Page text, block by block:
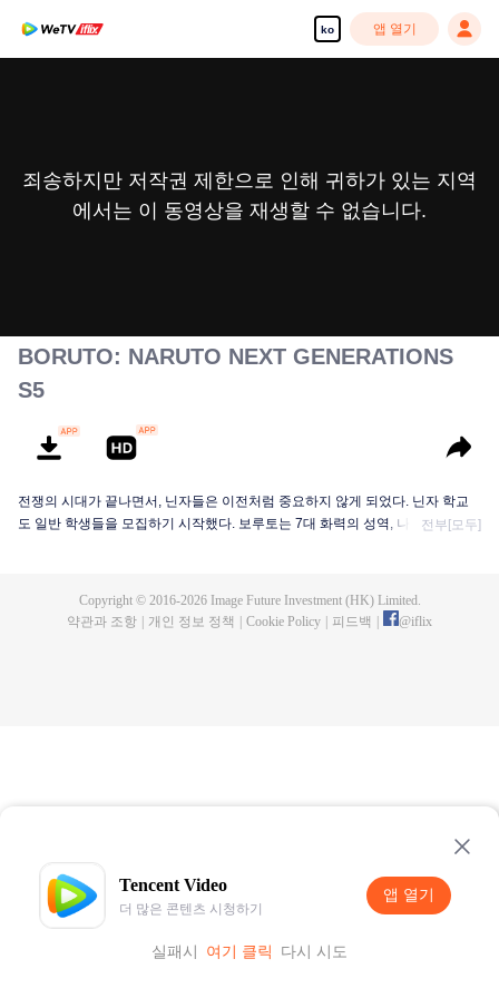
ko 앱 열기
Tencent Video
더 많은 콘텐츠 시청하기
앱 열기
실패시 여기 클릭 다시 시도
앱 열기
죄송하지만 저작권 제한으로 인해 귀하가 있는 지역
에서는 이 동영상을 재생할 수 없습니다.
BORUTO: NARUTO NEXT GENERATIONS
S5
전쟁의 시대가 끝나면서, 닌자들은 이전처럼 중요하지 않게 되었다. 닌자 학교
도 일반 학생들을 모집하기 시작했다. 보루토는 7대 화력의 성역, 나루토의 아들
계를 파괴하고 무력 균형을 재구축하는 것이었다. 이렇게 격렬한 적에 마주하면
전부[모두]
Copyright © 2016-2026Image Future Investment (HK) Limited.
약관과 조항
개인 정보 정책 Cookie Policy 피드백 @iflix